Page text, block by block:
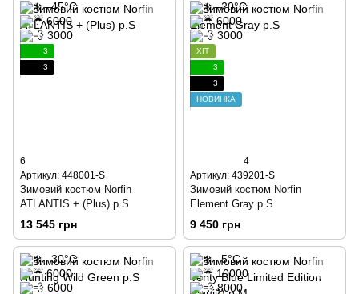
3
3
6
Артикул: 448001-S
Зимовий костюм Norfin
ATLANTIS + (Plus) р.S
13 545 грн
ХІТ
3
3
НОВИНКА
4
Артикул: 439201-S
Зимовий костюм Norfin
Element Gray р.S
9 450 грн